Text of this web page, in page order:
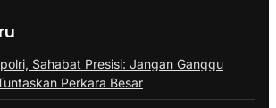
Sahabat Presisi: Jangan Ganggu
Perkara Besar